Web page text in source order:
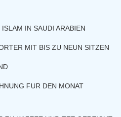
IN SAUDI ARABIEN
MIT BIS ZU NEUN SITZEN
FUR DEN MONAT